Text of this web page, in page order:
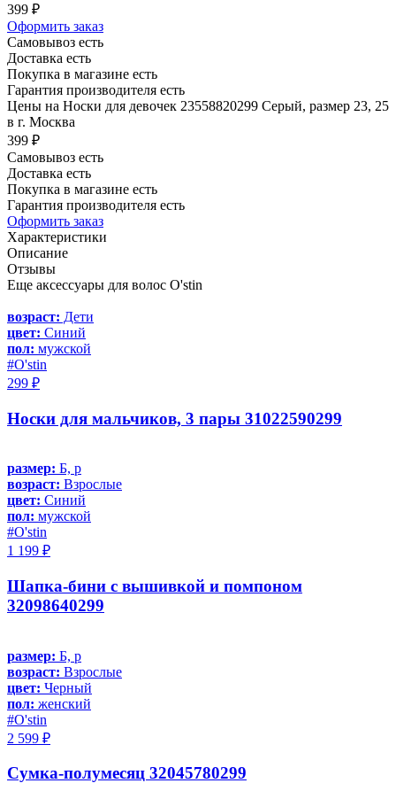
399 ₽
Оформить заказ
Самовывоз есть
Доставка есть
Покупка в магазине есть
Гарантия производителя есть
Цены на Носки для девочек 23558820299 Серый, размер 23, 25
в г. Москва
399 ₽
Самовывоз есть
Доставка есть
Покупка в магазине есть
Гарантия производителя есть
Оформить заказ
Характеристики
Описание
Отзывы
Еще аксессуары для волос O'stin
возраст: Дети
цвет: Синий
пол: мужской
#O'stin
299 ₽
Носки для мальчиков, 3 пары 31022590299
размер: Б, р
возраст: Взрослые
цвет: Синий
пол: мужской
#O'stin
1 199 ₽
Шапка-бини с вышивкой и помпоном
32098640299
размер: Б, р
возраст: Взрослые
цвет: Черный
пол: женский
#O'stin
2 599 ₽
Сумка-полумесяц 32045780299